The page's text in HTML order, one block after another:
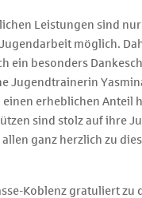
Leistungen sind
möglich.
ein besonders
Jugendtrainerin
erheblichen Anteil
sind stolz auf ihre
ganz herzlich zu
Koblenz gratuliert zu